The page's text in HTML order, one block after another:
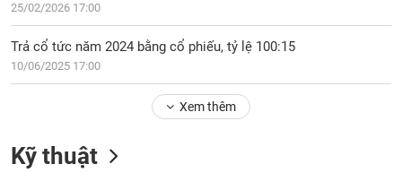
doanh
Tin
25/02/2026 17:00
Trả cổ tức năm 2024 bằng cổ phiếu, tỷ lệ 100:15
10/06/2025 17:00
Xem thêm
Kỹ thuật
NGUYÊN
VẬT
LIỆU
NGHIỆP